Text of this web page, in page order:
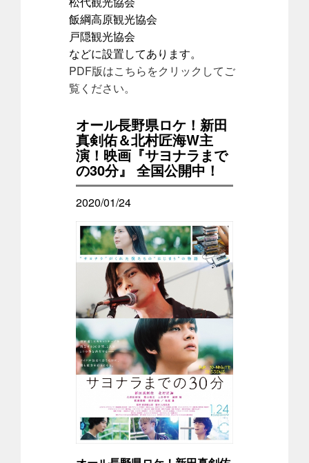
飯綱高原観光協会
戸隠観光協会
などに設置してあります。
PDF版はこちらをクリックしてご
覧ください。
オール長野県ロケ！新田
真剣佑＆北村匠海W主
演！映画『サヨナラまで
の30分』 全国公開中！
2020/01/24